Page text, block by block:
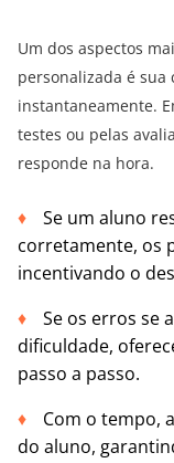
Um dos aspectos
personalizada é
instantaneamente.
testes ou pelas
responde na hora.
Se um aluno
corretamente, os
incentivando o
Se os erros se
dificuldade,
passo a passo.
Com o tempo,
do aluno,